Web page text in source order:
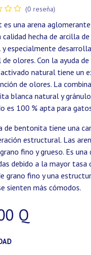
(0 reseña)
es una arena
calidad hecha de arcilla
especialmente
olores. Con la ayuda
natural tiene un
de olores. La
blanca natural y
es 100 % apta para
de bentonita tiene una
estructural. Las
fino y grueso. Es una
debido a la mayor tasa
grano fino y una
sienten más cómodos.
Q